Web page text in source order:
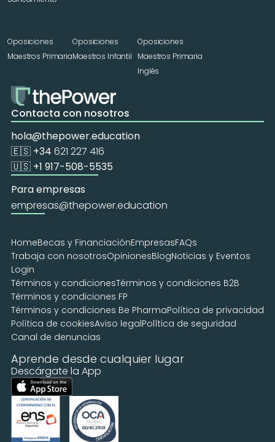
Oposiciones
Maestros Primaria
Oposiciones
Maestros Infantil
Oposiciones
Maestros Primaria
Inglés
Contacta con nosotros
hola@thepower.education
🇪🇸 +34 621 227 416
🇺🇸 +1 917-508-5535
Para empresas
empresas@thepower.education
HomeBecas y FinanciaciónEmpresasFAQs
Trabaja con nosotrosOpinionesBlogNoticias y Eventos
Login
Términos y condicionesTérminos y condiciones B2B
Términos y condiciones FP
Términos y condiciones Be PharmaPolítica de privacidad
Política de cookiesAviso legalPolítica de seguridad
Canal de denuncias
Aprende desde cualquier lugar
Descárgate la App